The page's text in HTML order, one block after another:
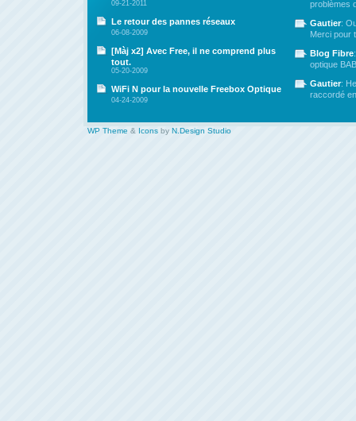
09-21-2011
Le retour des pannes réseaux
06-08-2009
[Màj x2] Avec Free, il ne comprend plus
tout.
05-20-2009
WiFi N pour la nouvelle Freebox Optique
04-24-2009
problèmes
Gautier:
Merci pour
Blog Fibre
optique
Gautier:
raccordé
WP Theme & Icons by N.Design Studio